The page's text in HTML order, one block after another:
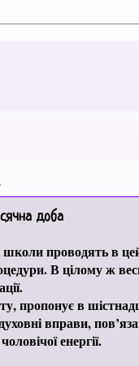
доба
школи проводять в
В цілому ж
пропонує в
вправи,
енергії.